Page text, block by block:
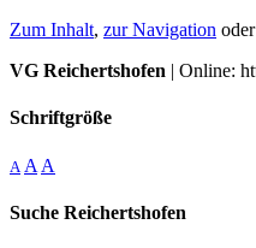
Zum Inhalt, zur Navigation oder
VG Reichertshofen | Online:
Schriftgröße
A A A
Suche Reichertshofen